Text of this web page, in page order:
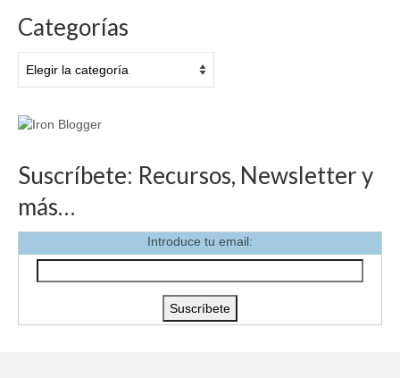
Categorías
Suscríbete: Recursos, Newsletter y
más…
Introduce tu email: